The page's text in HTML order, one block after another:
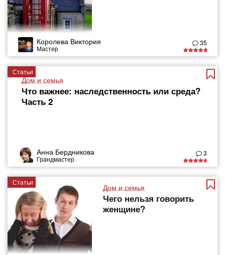
Королева Виктория
Мастер
35
Статьи
Дом и семья
Что важнее: наследственность или среда?
Часть 2
Анна Бердникова
Грандмастер
3
Статьи
Дом и семья
Чего нельзя говорить
женщине?